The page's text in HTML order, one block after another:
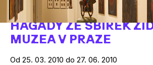
A VYPRAVUJ SYNU
HAGADY ZE SBÍREK
MUZEA V PRAZE
Od 25. 03. 2010 do 27. 06. 2010